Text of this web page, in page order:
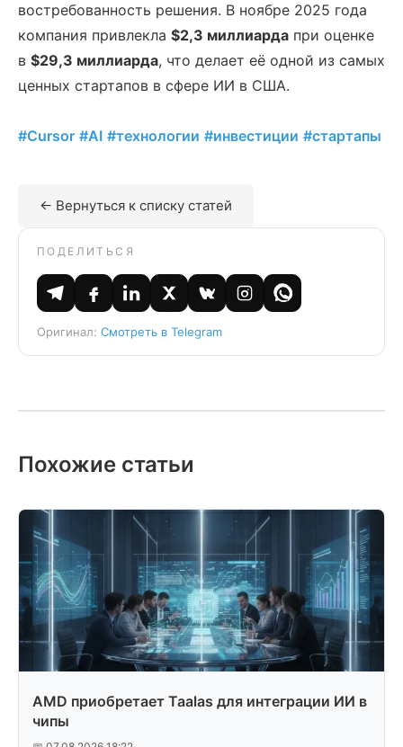
востребованность решения. В ноябре 2025 года
компания привлекла $2,3 миллиарда при оценке
в $29,3 миллиарда, что делает её одной из самых
ценных стартапов в сфере ИИ в США.
#Cursor #AI #технологии #инвестиции #стартапы
← Вернуться к списку статей
ПОДЕЛИТЬСЯ
Оригинал: Смотреть в Telegram
Похожие статьи
AMD приобретает Taalas для интеграции ИИ в
чипы